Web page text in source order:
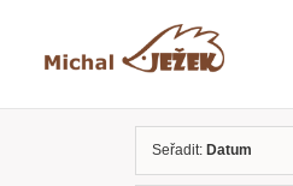
Seřadit: Datum